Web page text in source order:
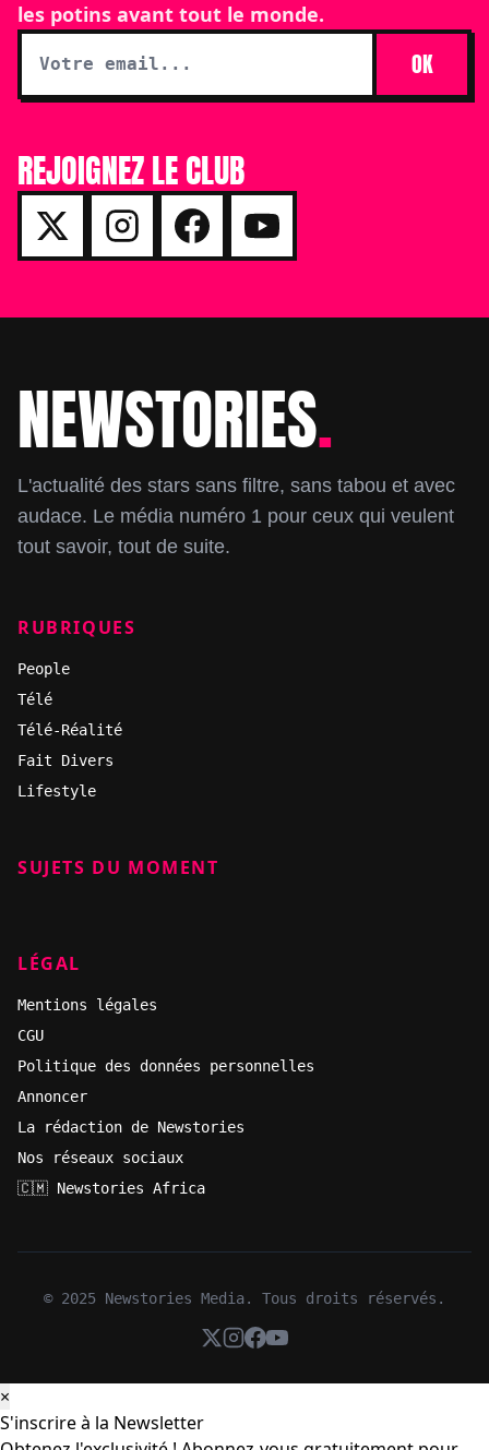
les potins avant tout le monde.
OK
REJOIGNEZ LE CLUB
FooterNEWSTORIES.
L'actualité des stars sans filtre, sans tabou et avec
audace. Le média numéro 1 pour ceux qui veulent
tout savoir, tout de suite.
RUBRIQUES
People
Télé
Télé-Réalité
Fait Divers
Lifestyle
SUJETS DU MOMENT
LÉGAL
Mentions légales
CGU
Politique des données personnelles
Annoncer
La rédaction de Newstories
Nos réseaux sociaux
🇨🇲 Newstories Africa
© 2025 Newstories Media. Tous droits réservés.
×
S'inscrire à la Newsletter